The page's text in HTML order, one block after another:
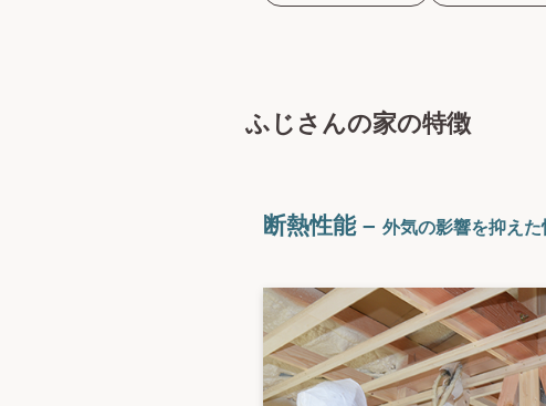
ふじさんの家の特徴
断熱性能 – 外気の影響を抑え